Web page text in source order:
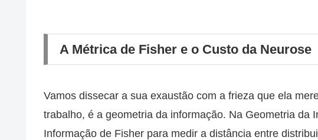
A Métrica de Fisher e o Custo da Neurose
Vamos dissecar a sua exaustão com a frieza que ela
trabalho, é a geometria da informação. Na Geometria da
Informação de Fisher para medir a distância entre